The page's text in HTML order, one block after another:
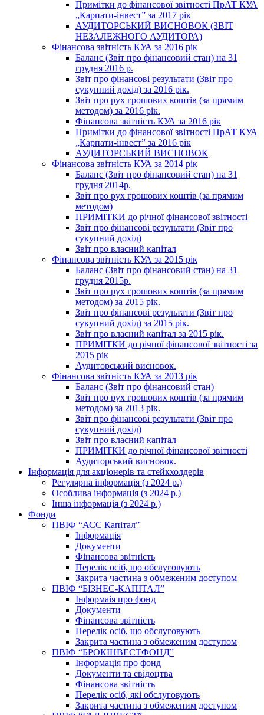
Примітки до фінансової звітності ПрАТ КУА
„Карпати-інвест” за 2017 рік
АУДИТОРСЬКИЙ ВИСНОВОК (ЗВІТ
НЕЗАЛЕЖНОГО АУДИТОРА)
Фінансова звітність КУА за 2016 рік
Баланс (Звіт про фінансовий стан) на 31
грудня 2016 р.
Звіт про фінансові результати (Звіт про
сукупний дохід) за 2016 рік.
Звіт про рух грошових коштів (за прямим
методом) за 2016 рік.
Фінансова звітність КУА за 2016 рік
Примітки до фінансової звітності ПрАТ КУА
„Карпати-інвест” за 2016 рік
АУДИТОРСЬКИЙ ВИСНОВОК
Фінансова звітність КУА за 2014 рік
Баланс (Звіт про фінансовий стан) на 31
грудня 2014р.
Звіт про рух грошових коштів (за прямим
методом)
ПРИМІТКИ до річної фінансової звітності
Звіт про фінансові результати (Звіт про
сукупний дохід)
Звіт про власний капітал
Фінансова звітність КУА за 2015 рік
Баланс (Звіт про фінансовий стан) на 31
грудня 2015р.
Звіт про рух грошових коштів (за прямим
методом) за 2015 рік.
Звіт про фінансові результати (Звіт про
сукупний дохід) за 2015 рік.
Звіт про власний капітал за 2015 рік.
ПРИМІТКИ до річної фінансової звітності за
2015 рік
Аудиторський висновок.
Фінансова звітність КУА за 2013 рік
Баланс (Звіт про фінансовий стан)
Звіт про рух грошових коштів (за прямим
методом) за 2013 рік.
Звіт про фінансові результати (Звіт про
сукупний дохід)
Звіт про власний капітал
ПРИМІТКИ до річної фінансової звітності
Аудиторський висновок.
Інформація для акціонерів та стейкхолдерів
Регулярна інформація (з 2024 р.)
Особлива інформація (з 2024 р.)
Інша інформація (з 2024 р.)
Фонди
ПВІФ “АСС Капітал”
Інформація
Документи
Фінансова звітність
Перелік осіб, що обслуговують
Закрита частина з обмеженим доступом
ПВІФ “БІЗНЕС-КАПІТАЛ”
Інформаія про фонд
Документи
Фінансова звітність
Перелік осіб, що обслуговують
Закрита частина з обмеженим доступом
ПВІФ “БРОКІНВЕСТФОНД”
Інформація про фонд
Документи та свідоцтва
Фінансова звітність
Перелік осіб, які обслуговують
Закрита частина з обмеженим доступом